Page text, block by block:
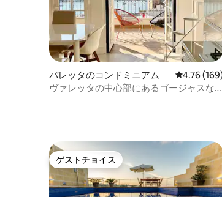
ら50ヤードです。 徒歩、自転車、または
公共交通機関が最適です。 必要に応じ
て、空港の送迎を手配することができま
す（オーナーにお問い合わせください）
宿泊施設はご到着前に清掃され、完全に
準備されます。7日以上の滞在の場合、追
加のベッドリネンとタオルが提供されま
す。
バレッタのコンドミニアム レビュー
4.76
ヴァレッタの中心部にあるゴージャスな
ゲストチョイス
ゲストチョイス